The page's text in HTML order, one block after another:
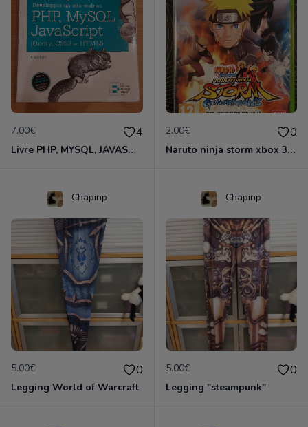
7.00€ 4
Livre PHP, MYSQL, JAVASCRIPT Languages
2.00€ 0
Naruto ninja storm xbox 360
Chapinp
5.00€ 0
Legging World of Warcraft
Chapinp
5.00€ 0
Legging "steampunk"